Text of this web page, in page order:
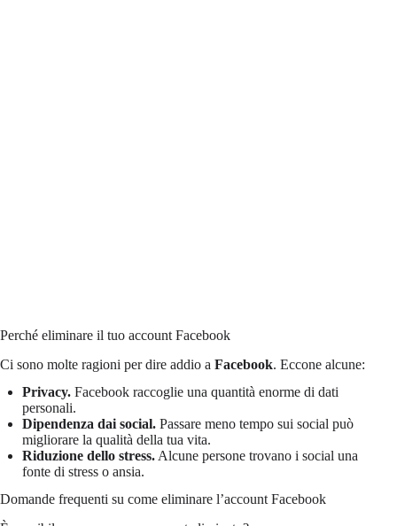
Perché eliminare il tuo account Facebook
Ci sono molte ragioni per dire addio a Facebook. Eccone alcune:
Privacy. Facebook raccoglie una quantità enorme di dati
personali.
Dipendenza dai social. Passare meno tempo sui social può
migliorare la qualità della tua vita.
Riduzione dello stress. Alcune persone trovano i social una
fonte di stress o ansia.
Domande frequenti su come eliminare l’account Facebook